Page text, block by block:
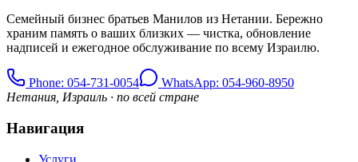
Семейный бизнес братьев Манилов из Нетании. Бережно
храним память о ваших близких — чистка, обновление
надписей и ежегодное обслуживание по всему Израилю.
Phone: 054-731-0054
WhatsApp: 054-960-8950
Нетания, Израиль · по всей стране
Навигация
Услуги